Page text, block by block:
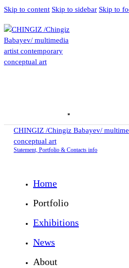
Skip to content Skip to sidebar Skip to
CHINGIZ /Chingiz Babayev/
conceptual art
Statement, Portfolio & Contacts info
Home
Portfolio
Exhibitions
News
About